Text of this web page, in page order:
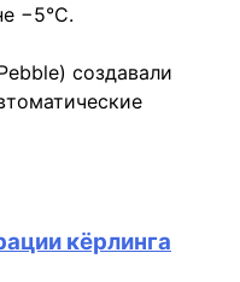
−5°C.
создавали
кёрлинга